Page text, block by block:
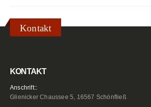
Kontakt
KONTAKT
Anschrift::
Glienicker Chaussee 5, 16567 Schönfließ